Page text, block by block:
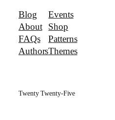
Blog
About
FAQs
Authors
Events
Shop
Patterns
Themes
Twenty Twenty-Five